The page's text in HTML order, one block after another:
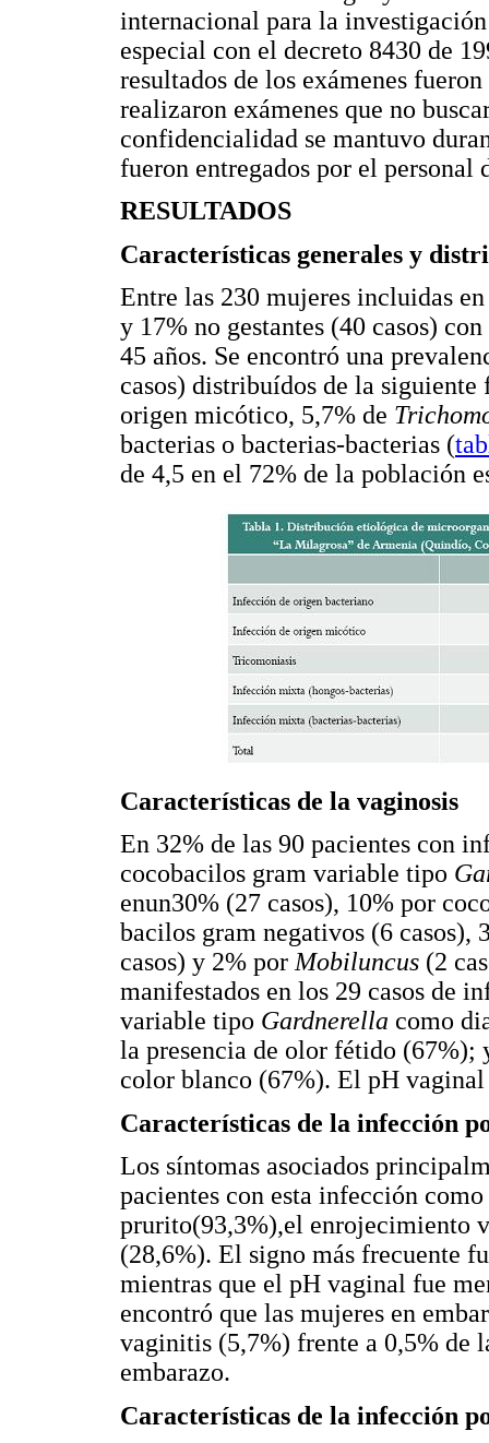
internacional para la
especial con el decreto 8430 de
resultados de los exámenes
realizaron exámenes que no
confidencialidad se mantuvo
fueron entregados por el personal
RESULTADOS
Características generales y
Entre las 230 mujeres incluidas
y 17% no gestantes (40 casos)
45 años. Se encontró una
casos) distribuídos de la
origen micótico, 5,7% de
bacterias o bacterias-bacterias (
de 4,5 en el 72% de la población
Características de la vaginosis
En 32% de las 90 pacientes con
cocobacilos gram variable tipo
enun30% (27 casos), 10% por
bacilos gram negativos (6 casos),
casos) y 2% por Mobiluncus (2
manifestados en los 29 casos de
variable tipo Gardnerella como
la presencia de olor fétido (67%);
color blanco (67%). El pH vaginal
Características de la infección
Los síntomas asociados
pacientes con esta infección
prurito(93,3%),el enrojecimiento
(28,6%). El signo más frecuente
mientras que el pH vaginal fue
encontró que las mujeres en
vaginitis (5,7%) frente a 0,5% de
embarazo.
Características de la infección